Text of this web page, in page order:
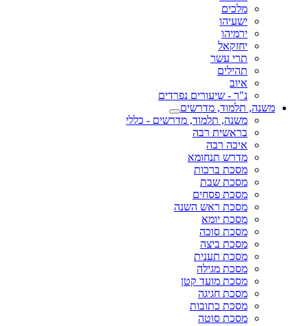
מלכים
ישעיהו
ירמיהו
יחזקאל
תרי עשר
תהילים
איוב
נ"ך - שיעורים נפרדים
משנה, תלמוד, מדרשים
משנה, תלמוד, מדרשים - כללי
בראשית רבה
איכה רבה
מדרש תנחומא
מסכת ברכות
מסכת שבת
מסכת פסחים
מסכת ראש השנה
מסכת יומא
מסכת סוכה
מסכת ביצה
מסכת תענית
מסכת מגילה
מסכת מועד קטן
מסכת חגיגה
מסכת כתובות
מסכת סוטה